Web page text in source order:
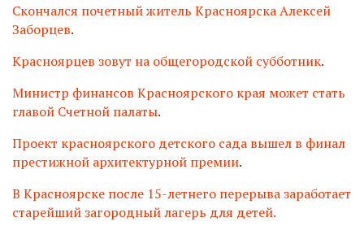
Скончался почетный житель Красноярска Алексей
Заборцев.
Красноярцев зовут на общегородской субботник.
Министр финансов Красноярского края может стать
главой Счетной палаты.
Проект красноярского детского сада вышел в финал
престижной архитектурной премии.
В Красноярске после 15-летнего перерыва заработает
старейший загородный лагерь для детей.